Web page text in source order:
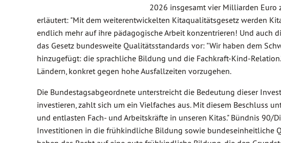
2026 insgesamt vier Milliarden Euro
erläutert: "Mit dem weiterentwickelten Kitaqualitätsgesetz werden
endlich mehr auf ihre pädagogische Arbeit konzentrieren! Und auch
das Gesetz bundesweite Qualitätsstandards vor: "Wir haben dem
hinzugefügt: die sprachliche Bildung und die Fachkraft-Kind-
Ländern, konkret gegen hohe Ausfallzeiten vorzugehen.
Die Bundestagsabgeordnete unterstreicht die Bedeutung dieser
investieren, zahlt sich um ein Vielfaches aus. Mit diesem Beschluss
und entlasten Fach- und Arbeitskräfte in unseren Kitas." Bündnis
Investitionen in die frühkindliche Bildung sowie bundeseinheitliche